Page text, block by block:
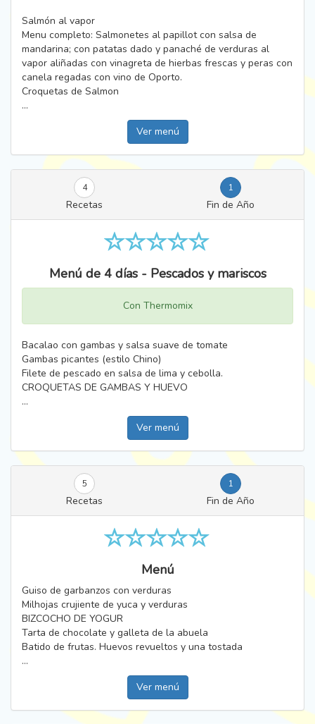
Salmón al vapor
Menu completo: Salmonetes al papillot con salsa de
mandarina; con patatas dado y panaché de verduras al
vapor aliñadas con vinagreta de hierbas frescas y peras con
canela regadas con vino de Oporto.
Croquetas de Salmon
...
Ver menú
4 1
Recetas Fin de Año
Menú de 4 días - Pescados y mariscos
Con Thermomix
Bacalao con gambas y salsa suave de tomate
Gambas picantes (estilo Chino)
Filete de pescado en salsa de lima y cebolla.
CROQUETAS DE GAMBAS Y HUEVO
...
Ver menú
5 1
Recetas Fin de Año
Menú
Guiso de garbanzos con verduras
Milhojas crujiente de yuca y verduras
BIZCOCHO DE YOGUR
Tarta de chocolate y galleta de la abuela
Batido de frutas. Huevos revueltos y una tostada
...
Ver menú